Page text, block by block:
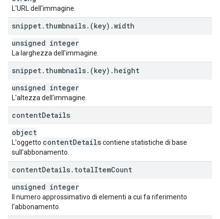
L'URL dell'immagine.
snippet. thumbnails. (key) .width
unsigned integer
La larghezza dell'immagine.
snippet. thumbnails. (key) . height
unsigned integer
L'altezza dell'immagine.
contentDetails
object
L'oggetto contentDetailscontiene statistiche di base
sull'abbonamento.
contentDetails. totalItemCount
unsigned integer
Il numero approssimativo di elementi a cui fa riferimento
l'abbonamento.